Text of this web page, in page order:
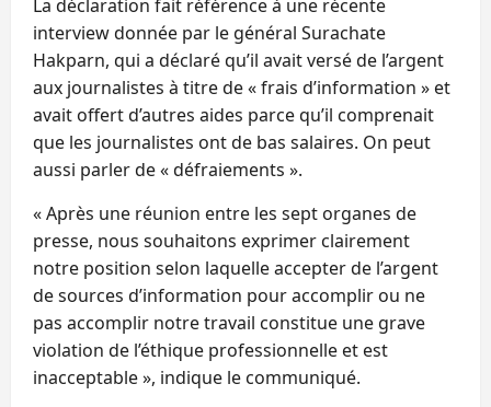
La déclaration fait référence à une récente
interview donnée par le général Surachate
Hakparn, qui a déclaré qu’il avait versé de l’argent
aux journalistes à titre de « frais d’information » et
avait offert d’autres aides parce qu’il comprenait
que les journalistes ont de bas salaires. On peut
aussi parler de « défraiements ».
« Après une réunion entre les sept organes de
presse, nous souhaitons exprimer clairement
notre position selon laquelle accepter de l’argent
de sources d’information pour accomplir ou ne
pas accomplir notre travail constitue une grave
violation de l’éthique professionnelle et est
inacceptable », indique le communiqué.